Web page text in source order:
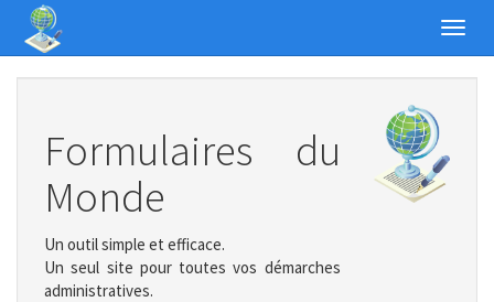
Formulaires du
Monde
Un outil simple et efficace.
Un seul site pour toutes vos démarches
administratives.